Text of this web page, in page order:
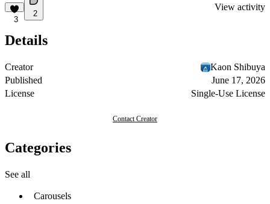
3
2
View activity
Details
Creator
Kaon Shibuya
Published
June 17, 2026
License
Single-Use License
Contact Creator
Categories
See all
Carousels